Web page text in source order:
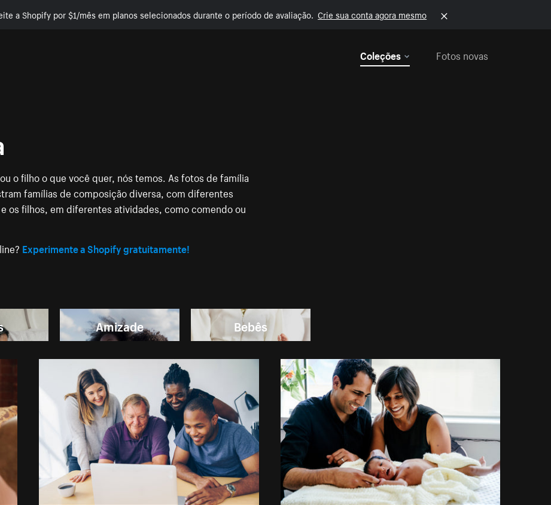
a Shopify por $1/mês em planos selecionados durante o período de avaliação. Crie sua conta agora mesmo
Coleções
Fotos novas
o filho o que você quer, nós temos. As fotos de família
famílias de composição diversa, com diferentes
os filhos, em diferentes atividades, como comendo ou
Experimente a Shopify gratuitamente!
Amizade Bebês